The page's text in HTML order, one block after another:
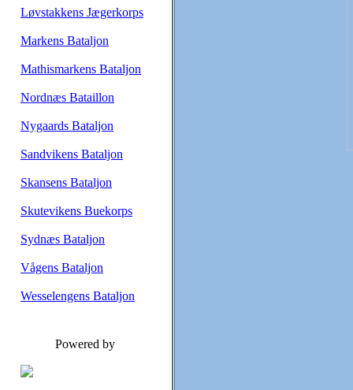
Løvstakkens Jægerkorps
Markens Bataljon
Mathismarkens Bataljon
Nordnæs Bataillon
Nygaards Bataljon
Sandvikens Bataljon
Skansens Bataljon
Skutevikens Buekorps
Sydnæs Bataljon
Vågens Bataljon
Wesselengens Bataljon
Powered by